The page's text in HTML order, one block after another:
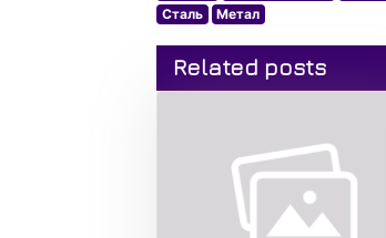
Сталь
Метал
Related posts